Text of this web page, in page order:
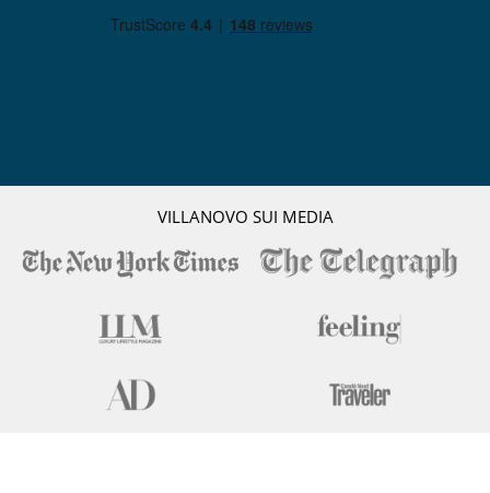
VILLANOVO SUI MEDIA